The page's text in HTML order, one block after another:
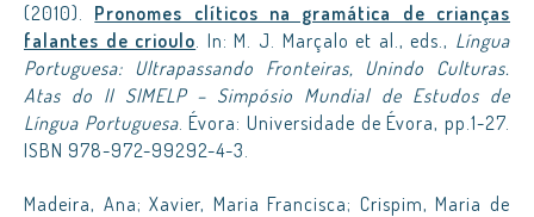
(2010). Pronomes clíticos na gramática de crianças
falantes de crioulo. In: M. J. Marçalo et al., eds., Língua
Portuguesa: Ultrapassando Fronteiras, Unindo Culturas.
Atas do II SIMELP – Simpósio Mundial de Estudos de
Língua Portuguesa. Évora: Universidade de Évora, pp.1-27.
ISBN 978-972-99292-4-3.
Madeira, Ana; Xavier, Maria Francisca; Crispim, Maria de